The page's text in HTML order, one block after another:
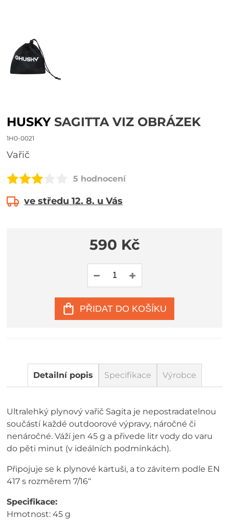
HUSKYSAGITTA VIZ OBRÁZEK
1H0-0021
Vařič
5 hodnocení
ve středu 12. 8. u Vás
590 Kč
PŘIDAT DO KOŠÍKU
Detailní popis Specifikace Výrobce
Ultralehký plynový vařič Sagita je nepostradatelnou
součástí každé outdoorové výpravy, náročné či
nenáročné. Váží jen 45 g a přivede litr vody do varu
do pěti minut (v ideálních podmínkách).
Připojuje se k plynové kartuši, a to závitem podle EN
417 s rozměrem 7/16‘‘
Specifikace:
Hmotnost: 45 g